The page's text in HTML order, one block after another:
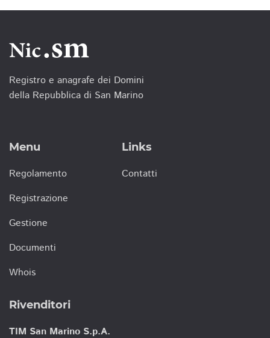
Registro e anagrafe dei Domini
della Repubblica di San Marino
Menu
Regolamento
Registrazione
Gestione
Documenti
Whois
Links
Contatti
Rivenditori
TIM San Marino S.p.A.